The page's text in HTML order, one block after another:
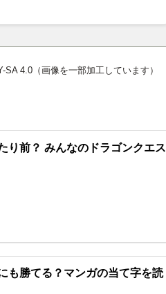
SA 4.0（画像を一部加工しています）
り前？ みんなのドラゴンクエス
も勝てる？マンガの当て字を読